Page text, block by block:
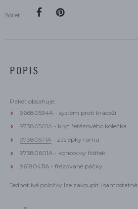
Sdílet
POPIS
Paket obsahuje:
96680534A - systém proti krádeži
97380501A - kryt řetězového kolečka
97380571A - záslepky rámu
97380601A - koncovky řídítek
96180411A - frézované páčky
Jednotlivé položky lze zakoupit i samostatně.